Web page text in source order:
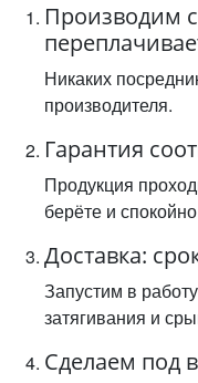
Производим
Никаких
производителя.
Гарантия
Продукция
берёте и
Доставка:
Запустим в
затягивания и
Сделаем под